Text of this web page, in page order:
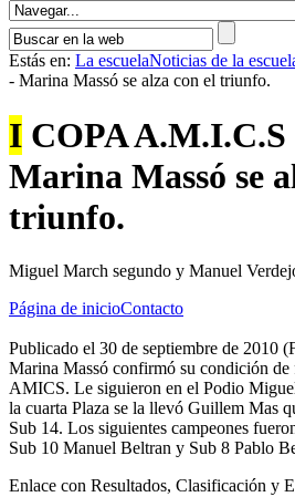
Estás en: La escuelaNoticias de la
- Marina Massó se alza con el triunfo.
I COPA A.M.I.C.S
Marina Massó se
triunfo.
Miguel March segundo y Manuel
Página de inicioContacto
Publicado el 30 de septiembre de 2010
Marina Massó confirmó su condición
AMICS. Le siguieron en el Podio
la cuarta Plaza se la llevó Guillem Mas
Sub 14. Los siguientes campeones
Sub 10 Manuel Beltran y Sub 8 Pablo
Enlace con Resultados, Clasificación y